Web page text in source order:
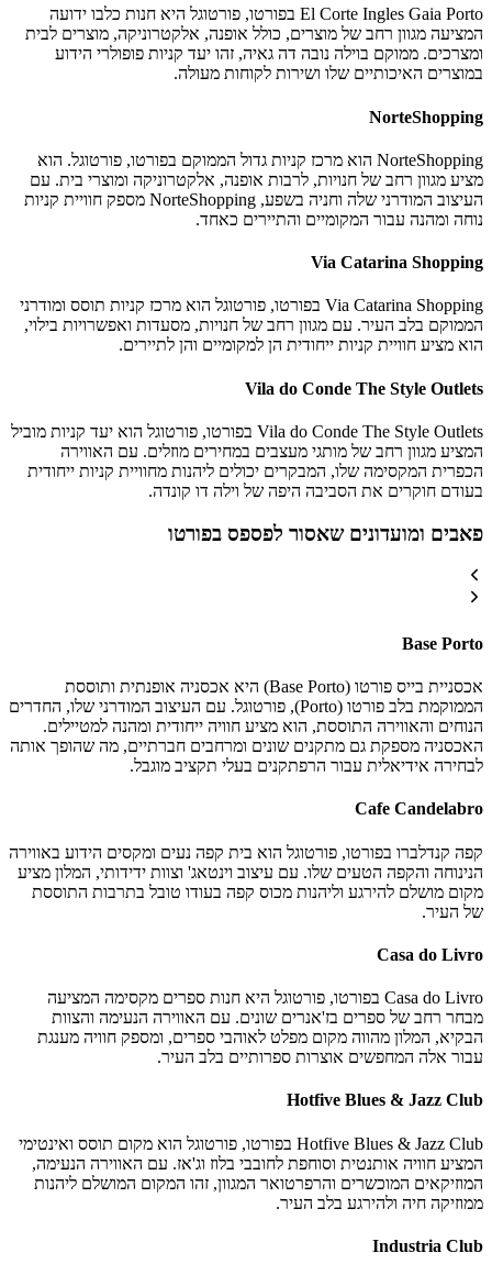
El Corte Ingles Gaia Porto בפורטו, פורטוגל היא חנות כלבו ידועה
המציעה מגוון רחב של מוצרים, כולל אופנה, אלקטרוניקה, מוצרים לבית
ומצרכים. ממוקם בוילה נובה דה גאיה, זהו יעד קניות פופולרי הידוע
במוצרים האיכותיים שלו ושירות לקוחות מעולה.
NorteShopping
NorteShopping הוא מרכז קניות גדול הממוקם בפורטו, פורטוגל. הוא
מציע מגוון רחב של חנויות, לרבות אופנה, אלקטרוניקה ומוצרי בית. עם
העיצוב המודרני שלה וחניה בשפע, NorteShopping מספק חוויית קניות
נוחה ומהנה עבור המקומיים והתיירים כאחד.
Via Catarina Shopping
Via Catarina Shopping בפורטו, פורטוגל הוא מרכז קניות תוסס ומודרני
הממוקם בלב העיר. עם מגוון רחב של חנויות, מסעדות ואפשרויות בילוי,
הוא מציע חוויית קניות ייחודית הן למקומיים והן לתיירים.
Vila do Conde The Style Outlets
Vila do Conde The Style Outlets בפורטו, פורטוגל הוא יעד קניות מוביל
המציע מגוון רחב של מותגי מעצבים במחירים מוזלים. עם האווירה
הכפרית המקסימה שלו, המבקרים יכולים ליהנות מחוויית קניות ייחודית
בעודם חוקרים את הסביבה היפה של וילה דו קונדה.
פאבים ומועדונים שאסור לפספס בפורטו
Base Porto
אכסניית בייס פורטו (Base Porto) היא אכסניה אופנתית ותוססת
הממוקמת בלב פורטו (Porto), פורטוגל. עם העיצוב המודרני שלו, החדרים
הנוחים והאווירה התוססת, הוא מציע חוויה ייחודית ומהנה למטיילים.
האכסניה מספקת גם מתקנים שונים ומרחבים חברתיים, מה שהופך אותה
לבחירה אידיאלית עבור הרפתקנים בעלי תקציב מוגבל.
Cafe Candelabro
קפה קנדלברו בפורטו, פורטוגל הוא בית קפה נעים ומקסים הידוע באווירה
הנינוחה והקפה הטעים שלו. עם עיצוב וינטאג' וצוות ידידותי, המלון מציע
מקום מושלם להירגע וליהנות מכוס קפה בעודו טובל בתרבות התוססת
של העיר.
Casa do Livro
Casa do Livro בפורטו, פורטוגל היא חנות ספרים מקסימה המציעה
מבחר רחב של ספרים בז'אנרים שונים. עם האווירה הנעימה והצוות
הבקיא, המלון מהווה מקום מפלט לאוהבי ספרים, ומספק חוויה מענגת
עבור אלה המחפשים אוצרות ספרותיים בלב העיר.
Hotfive Blues & Jazz Club
Hotfive Blues & Jazz Club בפורטו, פורטוגל הוא מקום תוסס ואינטימי
המציע חוויה אותנטית וסוחפת לחובבי בלוז וג'אז. עם האווירה הנעימה,
המוזיקאים המוכשרים והרפרטואר המגוון, זהו המקום המושלם ליהנות
ממוזיקה חיה ולהירגע בלב העיר.
Industria Club